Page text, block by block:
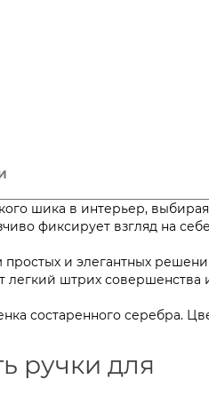
шика в интерьер,
фиксирует взгляд на
и элегантных
легкий штрих
состаренного серебра.
ручки для